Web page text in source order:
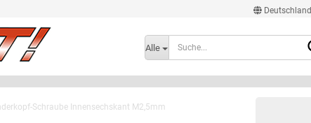
Deutschland
Lieferland
Alle
Schraube Innensechskant M2,5mm